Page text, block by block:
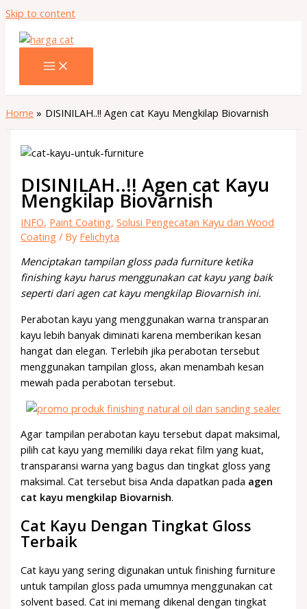
Skip to content
Home DISINILAH..!! Agen cat Kayu Mengkilap Biovarnish
DISINILAH..!! Agen cat Kayu
Mengkilap Biovarnish
INFO, Paint Coating,Solusi Pengecatan Kayu dan Wood
Coating / By Felichyta
Menciptakan tampilan gloss pada furniture ketika
finishing kayu harus menggunakan cat kayu yang baik
seperti dari agen cat kayu mengkilap Biovarnish ini.
Perabotan kayu yang menggunakan warna transparan
kayu lebih banyak diminati karena memberikan kesan
hangat dan elegan. Terlebih jika perabotan tersebut
menggunakan tampilan gloss, akan menambah kesan
mewah pada perabotan tersebut.
Agar tampilan perabotan kayu tersebut dapat maksimal,
pilih cat kayu yang memiliki daya rekat film yang kuat,
transparansi warna yang bagus dan tingkat gloss yang
maksimal. Cat tersebut bisa Anda dapatkan pada agen
cat kayu mengkilap Biovarnish.
Cat Kayu Dengan Tingkat Gloss
Terbaik
Cat kayu yang sering digunakan untuk finishing furniture
untuk tampilan gloss pada umumnya menggunakan cat
solvent based. Cat ini memang dikenal dengan tingkat